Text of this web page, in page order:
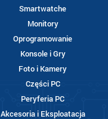
Smartwatche
Monitory
Oprogramowanie
Konsole i Gry
Foto i Kamery
Części PC
Peryferia PC
Akcesoria i Eksploatacja